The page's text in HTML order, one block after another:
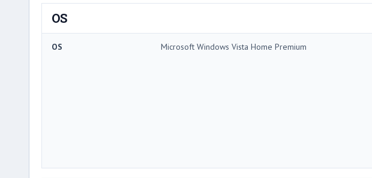
OS
OS Microsoft Windows Vista Home Premium